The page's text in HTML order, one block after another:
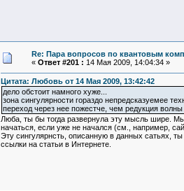
Re: Пара вопросов по квантовым
« Ответ #201 : 14 Мая 2009, 14:04:34 »
Цитата: Любовь от 14 Мая 2009, 13:42:42
дело обстоит намного хуже...
зона сингулярности гораздо непредсказуемее
переход через нее пожестче, чем редукция волны
Люба, ты бы тогда развернула эту мысль шире.
начаться, если уже не начался (см., например,
Эту сингулярнсть, описанную в данных сатьях,
ссылки на статьи в Интернете.